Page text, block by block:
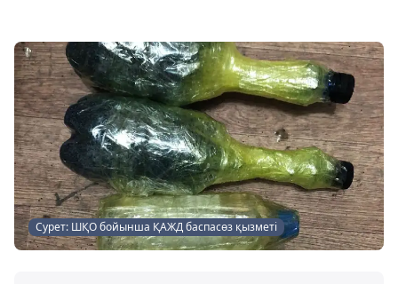
Сурет: ШҚО бойынша ҚАЖД баспасөз қызметі